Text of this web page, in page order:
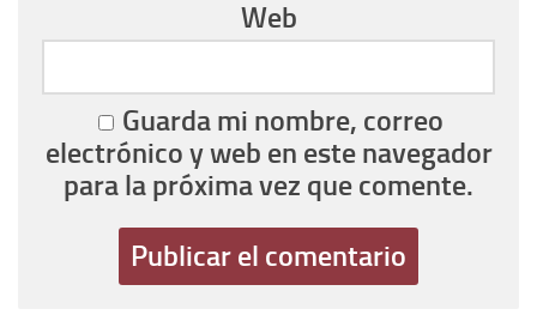
Web
Guarda mi nombre, correo
electrónico y web en este navegador
para la próxima vez que comente.